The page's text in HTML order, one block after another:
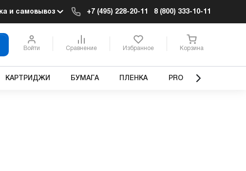
и самовывоз +7 (495) 228-20-11 8 (800) 333-10-11
Войти Сравнение Избранное Корзина
КАРТРИДЖИ БУМАГА ПЛЕНКА PRO